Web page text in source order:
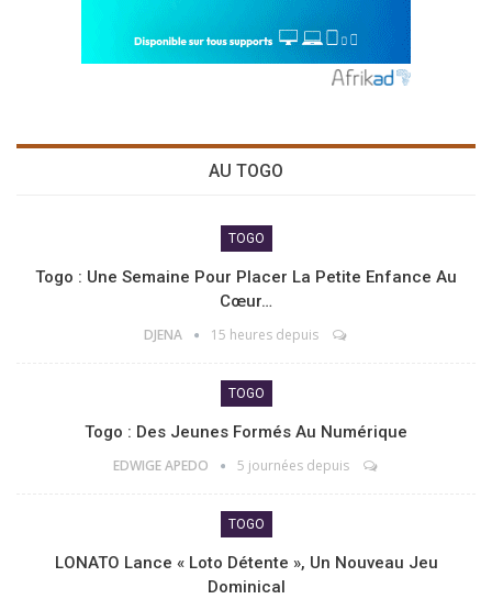
AU TOGO
TOGO
Togo : Une Semaine Pour Placer La Petite Enfance Au
Cœur…
DJENA 15 heures depuis
TOGO
Togo : Des Jeunes Formés Au Numérique
EDWIGE APEDO 5 journées depuis
TOGO
LONATO Lance « Loto Détente », Un Nouveau Jeu
Dominical